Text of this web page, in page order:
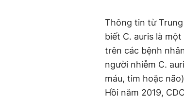
Thông tin từ
biết C. auris là
trên các bệnh
người nhiễm C.
máu, tim hoặc
Hồi năm 2019,